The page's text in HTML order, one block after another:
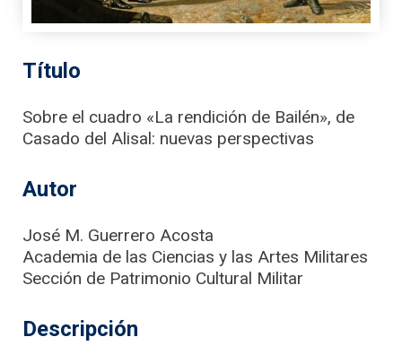
Título
Sobre el cuadro «La rendición de Bailén», de
Casado del Alisal: nuevas perspectivas
Autor
José M. Guerrero Acosta
Academia de las Ciencias y las Artes Militares
Sección de Patrimonio Cultural Militar
Descripción